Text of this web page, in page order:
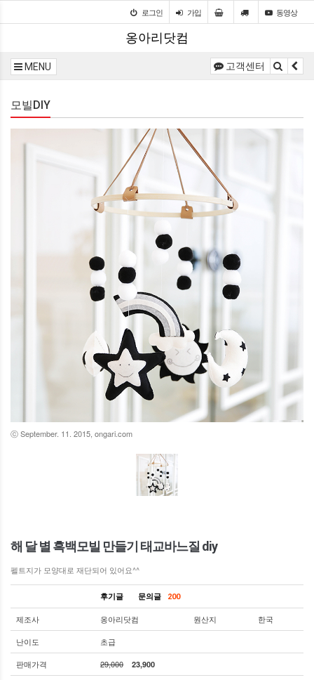
로그인 가입 동영상
옹아리닷컴
MENU 고객센터
모빌DIY
ⓒ September. 11. 2015, ongari.com
해 달 별 흑백모빌 만들기 태교바느질 diy
펠트지가 모양대로 재단되어 있어요^^
후기글 문의글 200
제조사 옹아리닷컴 원산지
한국
난이도
초급
판매가격
29,000 23,900